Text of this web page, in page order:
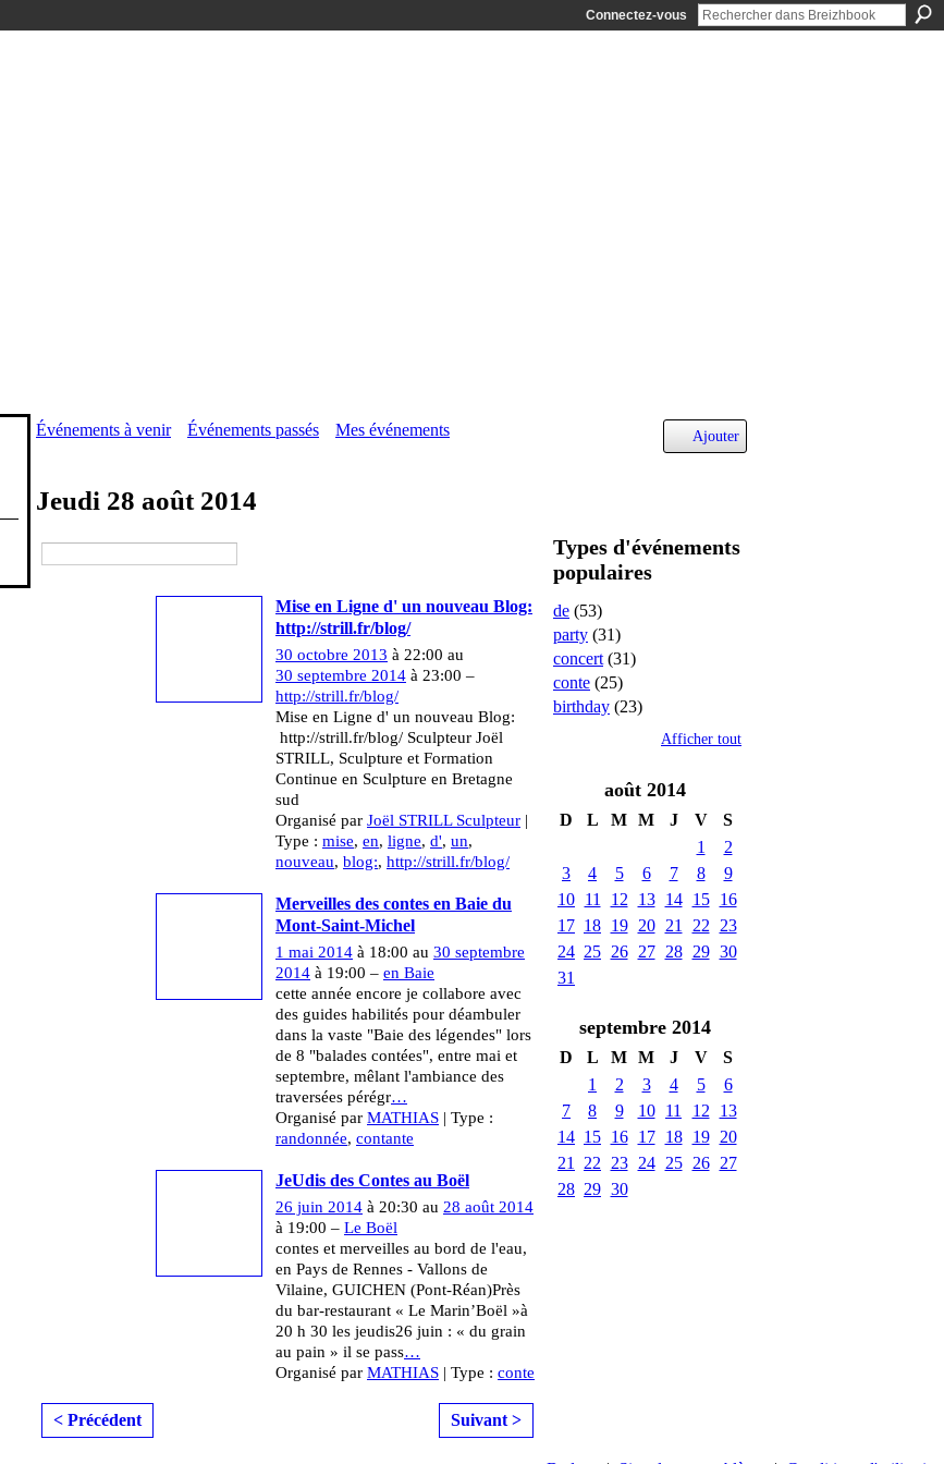
Connectez-vous
Événements à venir Événements passés Mes événements Ajouter
Jeudi 28 août 2014
Mise en Ligne d' un nouveau Blog:
http://strill.fr/blog/
30 octobre 2013 à 22:00 au
30 septembre 2014 à 23:00 –
http://strill.fr/blog/
Mise en Ligne d' un nouveau Blog:
http://strill.fr/blog/ Sculpteur Joël
STRILL, Sculpture et Formation
Continue en Sculpture en Bretagne
sud
Organisé par Joël STRILL Sculpteur |
Type : mise, en, ligne, d', un,
nouveau, blog:, http://strill.fr/blog/
Merveilles des contes en Baie du
Mont-Saint-Michel
1 mai 2014 à 18:00 au 30 septembre
2014 à 19:00 – en Baie
cette année encore je collabore avec
des guides habilités pour déambuler
dans la vaste "Baie des légendes" lors
de 8 "balades contées", entre mai et
septembre, mêlant l'ambiance des
traversées pérégr…
Organisé par MATHIAS | Type :
randonnée, contante
JeUdis des Contes au Boël
26 juin 2014 à 20:30 au 28 août 2014
à 19:00 – Le Boël
contes et merveilles au bord de l'eau,
en Pays de Rennes - Vallons de
Vilaine, GUICHEN (Pont-Réan)Près
du bar-restaurant « Le Marin’Boël »à
20 h 30 les jeudis26 juin : « du grain
au pain » il se pass…
Organisé par MATHIAS | Type : conte
< Précédent Suivant >
Types d'événements
populaires
de (53)
party (31)
concert (31)
conte (25)
birthday (23)
Afficher tout
août 2014
D L M M J V
S
1
2
3
4 5 6 7 8
9
10 11 12 13 14 15
16
17 18 19 20 21 22
23
24 25 26 27 28 29 30
31
septembre 2014
D L M M J V
S
1
2 3 4 5
6
7
8 9 10 11 12
13
14 15 16 17 18 19
20
21
22 23 24 25 26
27
28 29 30